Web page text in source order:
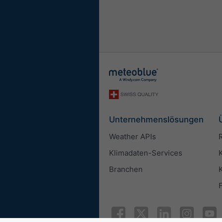
Windgeschwindigkeit
m/s
Darstellung
Breite manuell
Unternehmenslösungen
Weather APIs
Klimadaten-Services
Branchen